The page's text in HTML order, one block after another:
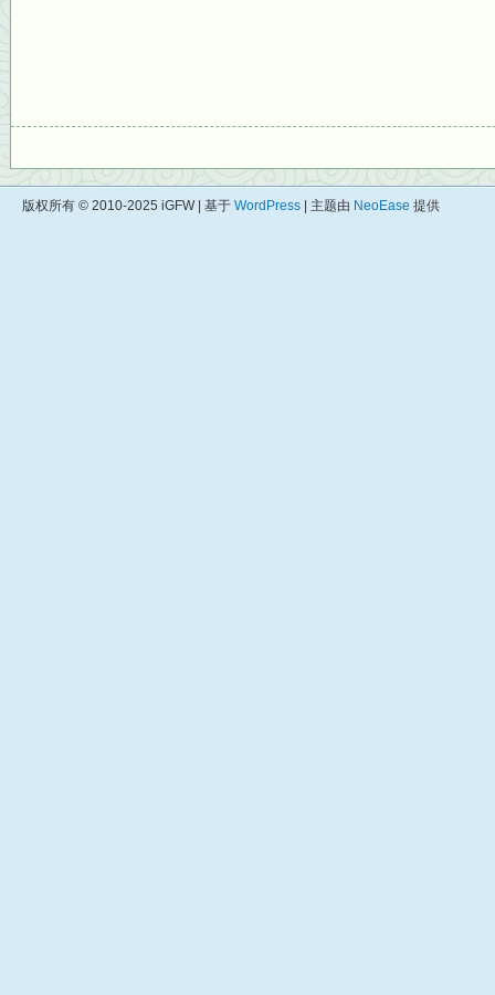
版权所有 © 2010-2025 iGFW | 基于 WordPress | 主题由 NeoEase 提供